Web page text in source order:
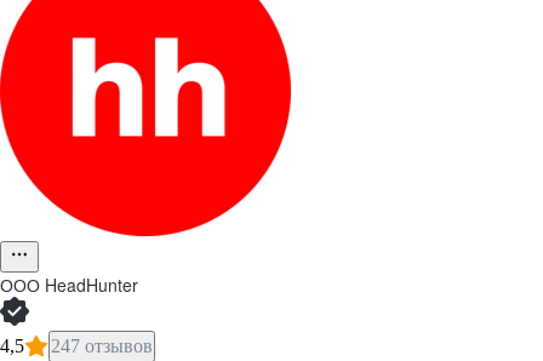
ООО HeadHunter
4,5 247 отзывов